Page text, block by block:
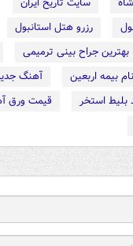
رزرو هتل استانبول
بهترین جراح بینی ترمیمی
بیمه اربعین
آهنگ
بلیط استخر
قیمت ورق